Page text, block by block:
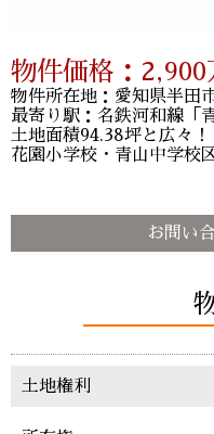
物件価格： 2,900
物件所在地：愛知県半田
最寄り駅：名鉄河和線
土地面積94.38坪と広々！
花園小学校・青山中学校
お問い
土地権利